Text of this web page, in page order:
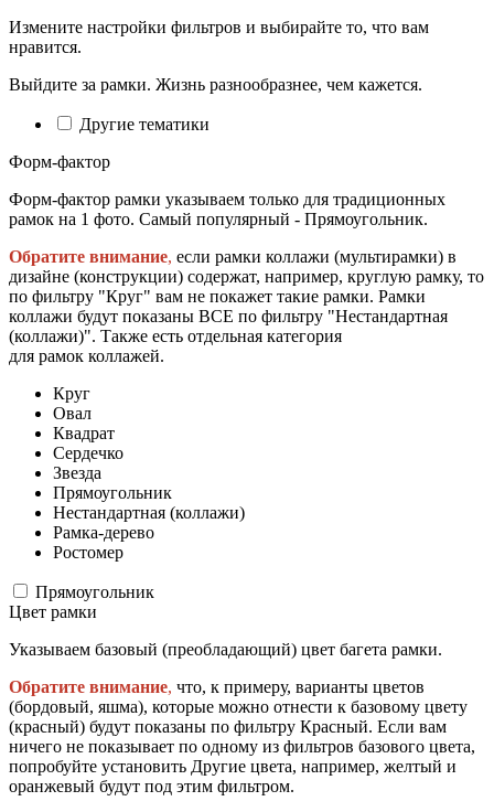
Измените настройки фильтров и выбирайте то, что вам
нравится.
Выйдите за рамки. Жизнь разнообразнее, чем кажется.
Другие тематики
Форм-фактор
Форм-фактор рамки указываем только для традиционных
рамок на 1 фото. Самый популярный - Прямоугольник.
Обратите внимание, если рамки коллажи (мультирамки) в
дизайне (конструкции) содержат, например, круглую рамку, то
по фильтру "Круг" вам не покажет такие рамки. Рамки
коллажи будут показаны ВСЕ по фильтру "Нестандартная
(коллажи)". Также есть отдельная категория
для рамок коллажей.
Круг
Овал
Квадрат
Сердечко
Звезда
Прямоугольник
Нестандартная (коллажи)
Рамка-дерево
Ростомер
Прямоугольник
Цвет рамки
Указываем базовый (преобладающий) цвет багета рамки.
Обратите внимание, что, к примеру, варианты цветов
(бордовый, яшма), которые можно отнести к базовому цвету
(красный) будут показаны по фильтру Красный. Если вам
ничего не показывает по одному из фильтров базового цвета,
попробуйте установить Другие цвета, например, желтый и
оранжевый будут под этим фильтром.